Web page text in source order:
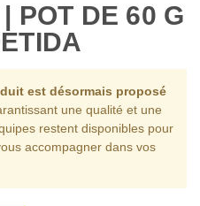
POT DE 60 G
est désormais proposé
une qualité et une
restent disponibles pour
accompagner dans vos